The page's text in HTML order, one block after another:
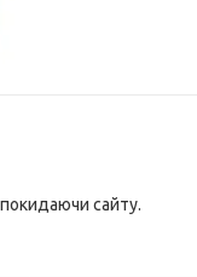
сайту.